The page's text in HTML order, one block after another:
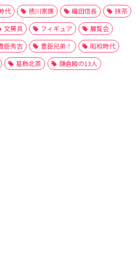
代 徳川家康 織田信長
抹茶
文房具 フィギュア
展覧会
臣秀吉 豊臣兄弟！
昭和時代
葛飾北斎 鎌倉殿の13人